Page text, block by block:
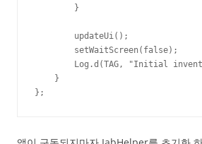
        }
        updateUi();
        setWaitScreen(false);
Log.d(TAG, "Initial
    }
};